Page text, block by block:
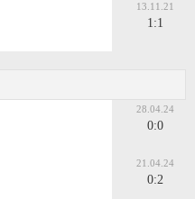
13.11.21
1:1
28.04.24
0:0
21.04.24
0:2